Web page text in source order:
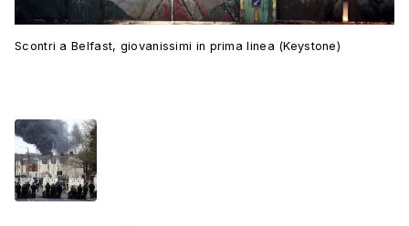
Scontri a Belfast, giovanissimi in prima linea (Keystone)